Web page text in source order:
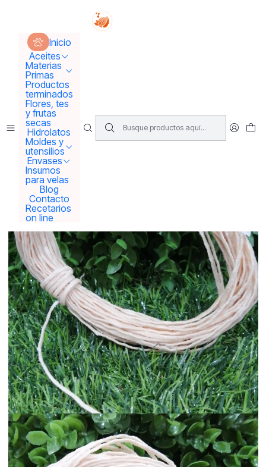
Inicio
Aceites
Materias
Primas
Productos
terminados
Flores, tes
y frutas
secas
Hidrolatos
Moldes y
utensilios
Envases
Insumos
para velas
Blog
Contacto
Recetarios
on line
Tus sueños se concretan aquí !!!
Inicio